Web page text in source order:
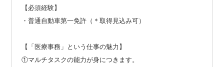
【必須経験】
・普通自動車第一免許（＊取得見込み可）
【「医療事務」という仕事の魅力】
①マルチタスクの能力が身につきます。